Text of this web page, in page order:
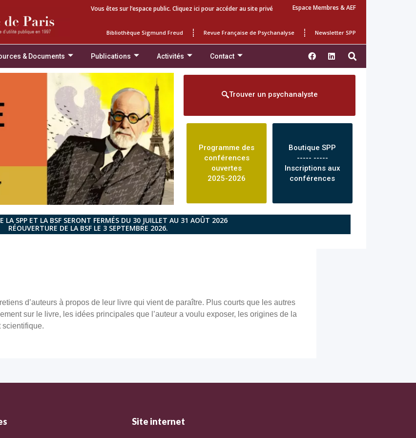
Vous êtes sur l’espace public. Cliquez ici pour accéder au site privé Espace Membres & AEF
Bibliothèque Sigmund Freud Revue Française de Psychanalyse Newsletter SPP
& Documents Publications Activités Contact
Trouver un psychanalyste
Programme des
conférences
ouvertes
2025-2026
Boutique SPP
----- -----
Inscriptions aux
conférences
LA SPP ET LA BSF SERONT FERMÉS DU 30 JUILLET AU 31 AOÛT 2026
RÉOUVERTURE DE LA BSF LE 3 SEPTEMBRE 2026.
d’auteurs à propos de leur livre qui vient de paraître. Plus courts que les autres
sur le livre, les idées principales que l’auteur a voulu exposer, les origines de la
scientifique.
Site internet